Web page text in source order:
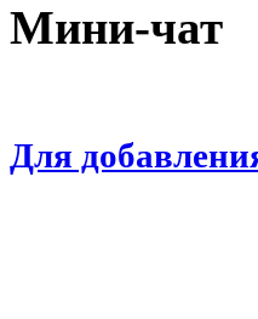
Мини-чат
Для